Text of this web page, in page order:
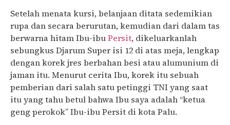
Setelah menata kursi, belanjaan ditata sedemikian
rupa dan secara berurutan, kemudian dari dalam tas
berwarna hitam Ibu-ibuPersit, dikeluarkanlah
sebungkus Djarum Super isi 12 di atas meja, lengkap
dengan korek jres berbahan besi atau alumunium di
jaman itu. Menurut cerita Ibu, korek itu sebuah
pemberian dari salah satu petinggi TNI yang saat
itu yang tahu betul bahwa Ibu saya adalah “ketua
geng perokok” Ibu-ibu Persit di kota Palu.